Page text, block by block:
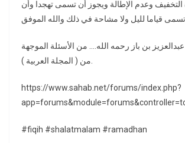
التخفيف وعدم الإطالة ويجوز أن تسمى تهجدا وأن
بن باز رحمه الله…. من الأسئلة الموجهة
من ( المجلة العربية ).
https://www.sahab.net/forums/index.php?
#fiqih #shalatmalam #ramadhan